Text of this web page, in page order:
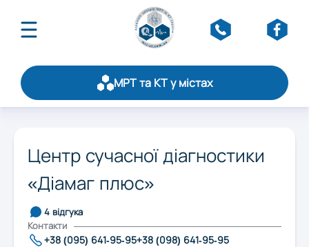
Щорічний рейтинг
Статистика
Стати партнером
Контакти
МРТ та КТ у містах
Вінниця
Дніпро
Центр сучасної діагностики
«Діамаг плюс»
4 відгука
Контакти
+38 (095) 641-95-95+38 (098) 641-95-95